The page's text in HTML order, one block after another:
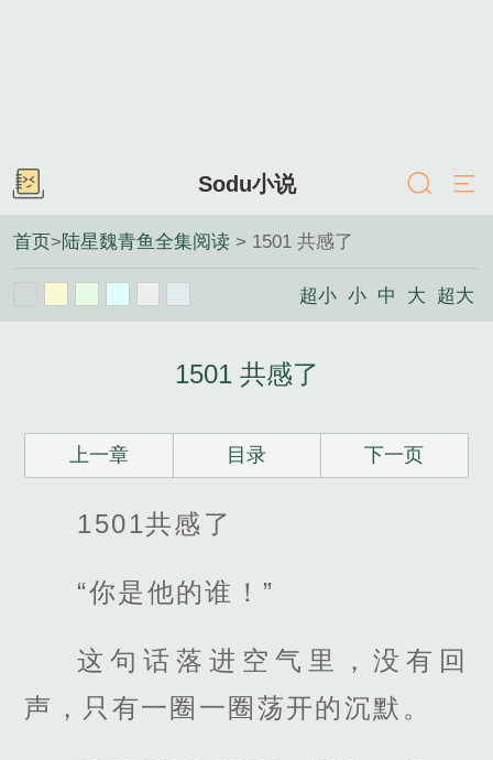
Sodu小说
首页>陆星魏青鱼全集阅读 > 1501 共感了
超小 小 中 大 超大
1501 共感了
上一章 目录 下一页
1501共感了
“你是他的谁！”
这句话落进空气里，没有回
声，只有一圈一圈荡开的沉默。